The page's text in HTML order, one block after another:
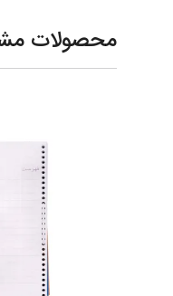
محصولات